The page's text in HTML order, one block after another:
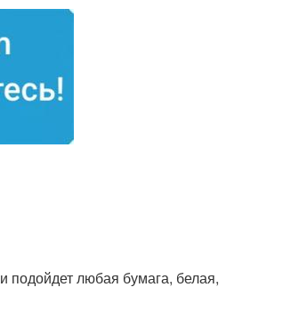
Поделки для мальчиков
Поделки в школу
подойдет любая бумага, белая,